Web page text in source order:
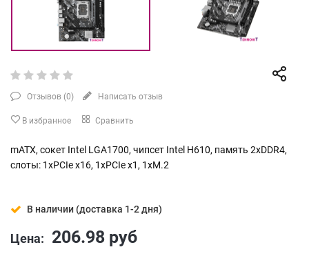
Отзывов (0) Написать отзыв
В избранное Сравнить
mATX, сокет Intel LGA1700, чипсет Intel H610, память 2xDDR4,
слоты: 1xPCIe x16, 1xPCIe x1, 1xM.2
В наличии (доставка 1-2 дня)
Цена: 206.98 руб